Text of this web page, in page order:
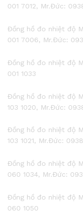
001 7012, Mr.Đức:
Đồng hồ đo nhiệt độ
001 7006, Mr.Đức:
Đồng hồ đo nhiệt độ
001 1033
Đồng hồ đo nhiệt độ
103 1020, Mr.Đức:
Đồng hồ đo nhiệt độ
103 1021, Mr.Đức:
Đồng hồ đo nhiệt độ
060 1034, Mr.Đức:
Đồng hồ đo nhiệt độ
060 1050